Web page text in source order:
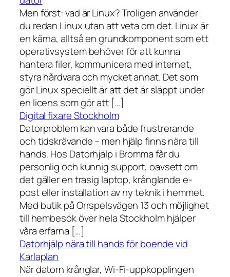
Men först: vad är Linux? Troligen använder
du redan Linux utan att veta om det. Linux är
en kärna, alltså en grundkomponent som ett
operativsystem behöver för att kunna
hantera filer, kommunicera med internet,
styra hårdvara och mycket annat. Det som
gör Linux speciellt är att det är släppt under
en licens som gör att […]
Digital fixare Stockholm
Datorproblem kan vara både frustrerande
och tidskrävande – men hjälp finns nära till
hands. Hos Datorhjälp i Bromma får du
personlig och kunnig support, oavsett om
det gäller en trasig laptop, krånglande e-
post eller installation av ny teknik i hemmet.
Med butik på Orrspelsvägen 13 och möjlighet
till hembesök över hela Stockholm hjälper
våra erfarna […]
Datorhjälp nära till hands för boende vid
Karlaplan
När datorn krånglar, Wi-Fi-uppkopplingen